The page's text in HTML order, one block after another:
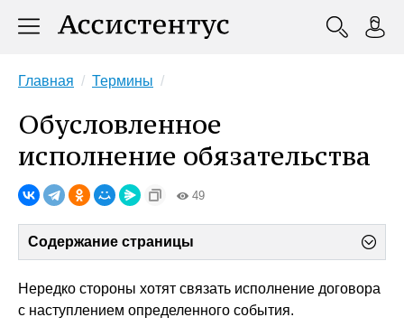
Главная Термины
Обусловленное
исполнение обязательства
49
Содержание страницы
Нередко стороны хотят связать исполнение договора
с наступлением определенного события.